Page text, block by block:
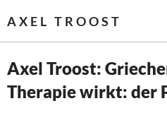
AXEL TROOST
Startseite
Axel Troost:
Therapie wirkt: der